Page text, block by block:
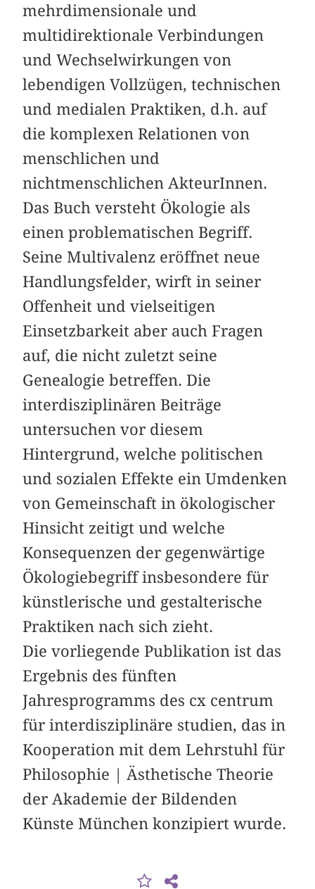
mehr­dimensionale und
multidirektionale Verbindungen
und Wechselwirkungen von
lebendigen Vollzügen, technischen
und medialen Praktiken, d.h. auf
die komplexen Relationen von
menschlichen und
nichtmenschlichen AkteurInnen.
Das Buch versteht Ökologie als
einen problematischen Begriff.
Seine Multivalenz eröffnet neue
Handlungsfelder, wirft in seiner
Offenheit und vielseitigen
Einsetzbarkeit aber auch Fragen
auf, die nicht zuletzt seine
Genealogie betreffen. Die
interdisziplinären ­Beiträge
untersuchen vor diesem
Hintergrund, welche politischen
und sozialen Effekte ein Umdenken
von Gemeinschaft in ökologischer
Hinsicht zeitigt und welche
Konsequenzen der gegenwärtige
Ökologiebegriff insbesondere für
künstlerische und ­gestalterische
Praktiken nach sich zieht.
Die vorliegende Publikation ist das
Ergebnis des fünften
Jahresprogramms des cx centrum
für interdisziplinäre studien, das in
Kooperation mit dem Lehrstuhl für
Philosophie | Ästhetische Theorie
der Akademie der Bildenden
Künste München konzipiert wurde.